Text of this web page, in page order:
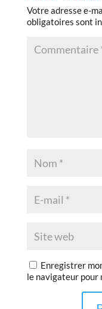
Votre adresse e-
obligatoires sont
Enregistrer
le navigateur pour